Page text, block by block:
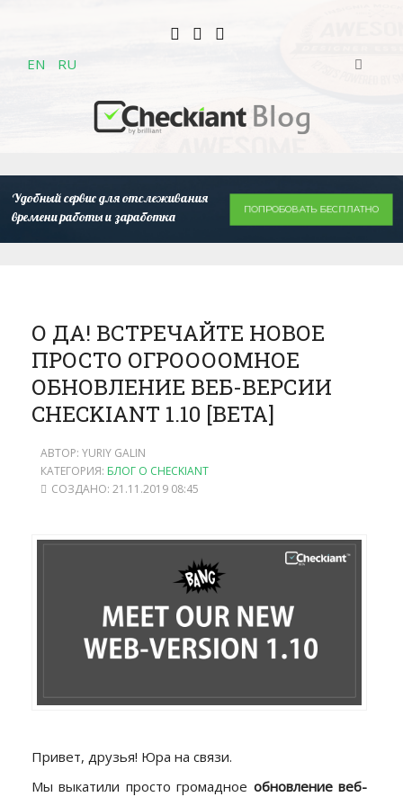
EN RU
Удобный сервис для отслеживания
времени работы и заработка
ПОПРОБОВАТЬ БЕСПЛАТНО
О ДА! ВСТРЕЧАЙТЕ НОВОЕ
ПРОСТО ОГРООООМНОЕ
ОБНОВЛЕНИЕ ВЕБ-ВЕРСИИ
CHECKIANT 1.10 [BETA]
АВТОР: YURIY GALIN
КАТЕГОРИЯ: БЛОГ О CHECKIANT
СОЗДАНО: 21.11.2019 08:45
Привет, друзья! Юра на связи.
Мы выкатили просто громадное обновление веб-